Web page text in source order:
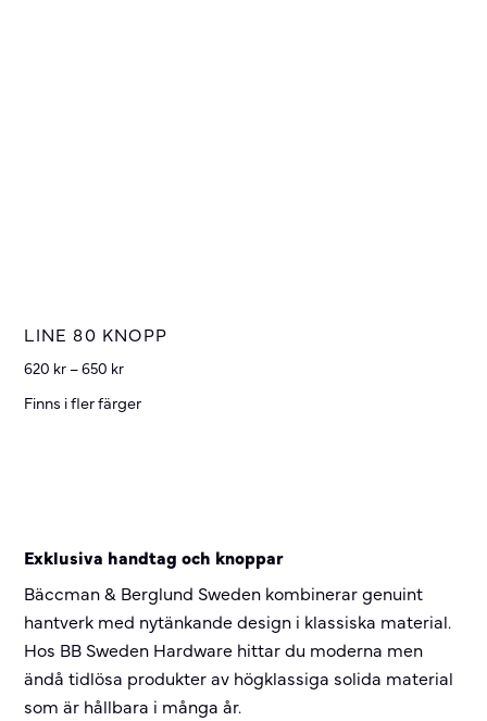
LINE 80 KNOPP
620 kr–650 kr
Finns i fler färger
Exklusiva handtag och knoppar
Bäccman & Berglund Sweden kombinerar genuint
hantverk med nytänkande design i klassiska material.
Hos BB Sweden Hardware hittar du moderna men
ändå tidlösa produkter av högklassiga solida material
som är hållbara i många år.